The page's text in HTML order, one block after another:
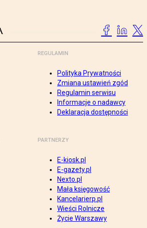
REGULAMIN
Polityka Prywatności
Zmiana ustawień zgód
Regulamin serwisu
Informacje o nadawcy
Deklaracja dostępności
PARTNERZY
E-kiosk.pl
E-gazety.pl
Nexto.pl
Mała księgowość
Kancelarierp.pl
Wieści Rolnicze
Życie Warszawy